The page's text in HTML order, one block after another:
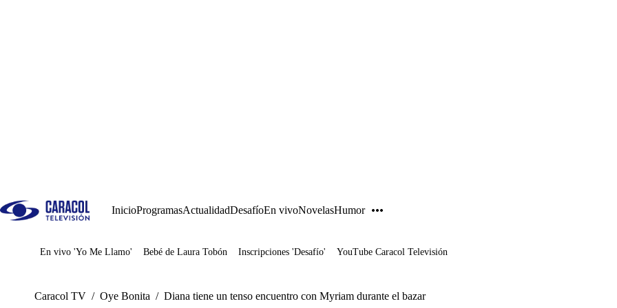
InicioProgramasActualidadDesafíoEn vivoNovelasHumor
Juegos
En vivo 'Yo Me Llamo' Bebé de Laura Tobón Inscripciones 'Desafío' YouTube Caracol Televisión
Caracol TV / Oye Bonita / Diana tiene un tenso encuentro con Myriam durante el bazar